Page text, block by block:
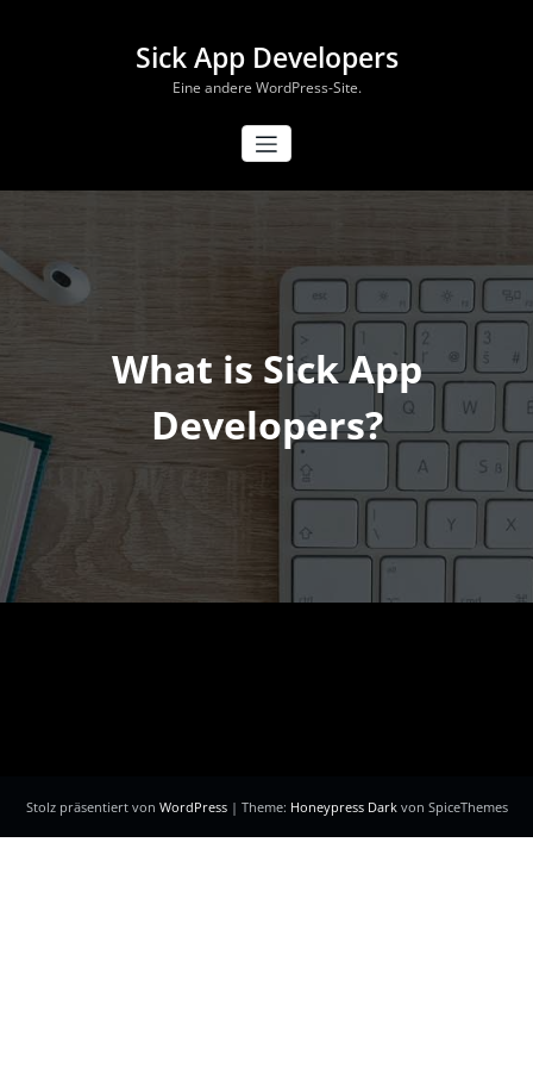
Sick App Developers
Eine andere WordPress-Site.
What is Sick App
Developers?
Stolz präsentiert von WordPress | Theme: Honeypress Darkvon SpiceThemes